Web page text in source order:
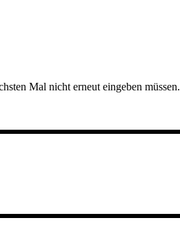
Mal nicht erneut eingeben müssen.